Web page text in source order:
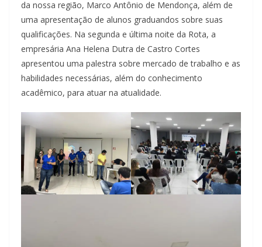
da nossa região, Marco Antônio de Mendonça, além de
uma apresentação de alunos graduandos sobre suas
qualificações. Na segunda e última noite da Rota, a
empresária Ana Helena Dutra de Castro Cortes
apresentou uma palestra sobre mercado de trabalho e as
habilidades necessárias, além do conhecimento
acadêmico, para atuar na atualidade.